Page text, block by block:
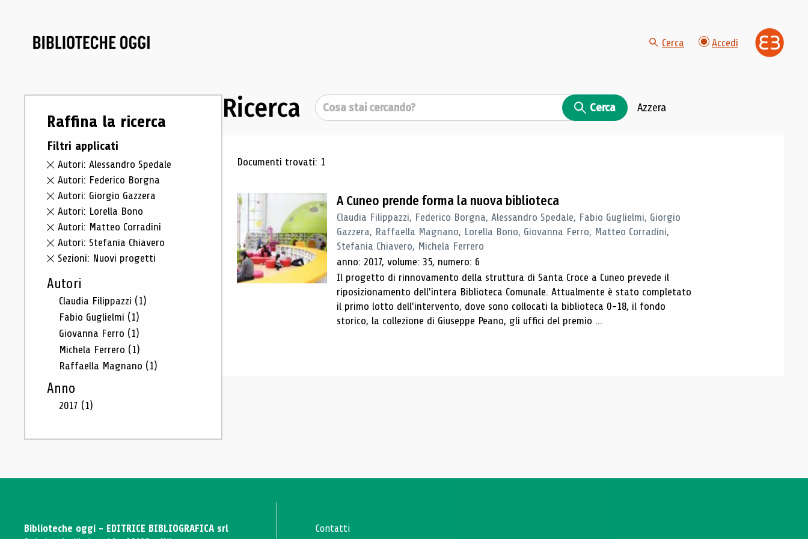
Cerca Accedi
Raffina la ricerca
Filtri applicati
Autori: Alessandro Spedale
Autori: Federico Borgna
Autori: Giorgio Gazzera
Autori: Lorella Bono
Autori: Matteo Corradini
Autori: Stefania Chiavero
Sezioni: Nuovi progetti
Autori
Claudia Filippazzi (1)
Fabio Guglielmi (1)
Giovanna Ferro (1)
Michela Ferrero (1)
Raffaella Magnano (1)
Anno
2017 (1)
Ricerca Cerca Cerca Azzera
Risultati di ricerca
Documenti trovati: 1
A Cuneo prende forma la nuova biblioteca
Claudia Filippazzi, Federico Borgna, Alessandro Spedale, Fabio Guglielmi, Giorgio
Gazzera, Raffaella Magnano, Lorella Bono, Giovanna Ferro, Matteo Corradini,
Stefania Chiavero, Michela Ferrero
anno: 2017, volume: 35, numero: 6
Il progetto di rinnovamento della struttura di Santa Croce a Cuneo prevede il
riposizionamento dell'intera Biblioteca Comunale. Attualmente è stato completato
il primo lotto dell'intervento, dove sono collocati la biblioteca 0-18, il fondo
storico, la collezione di Giuseppe Peano, gli uffici del premio ...
Biblioteche oggi - EDITRICE BIBLIOGRAFICA srl
Contatti